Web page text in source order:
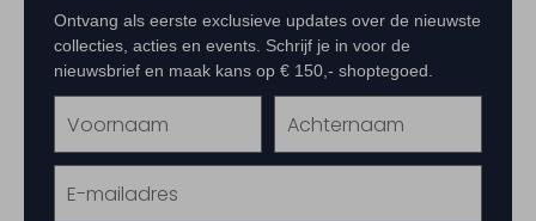
Ontvang als eerste exclusieve updates over de nieuwste
collecties, acties en events. Schrijf je in voor de
nieuwsbrief en maak kans op € 150,- shoptegoed.